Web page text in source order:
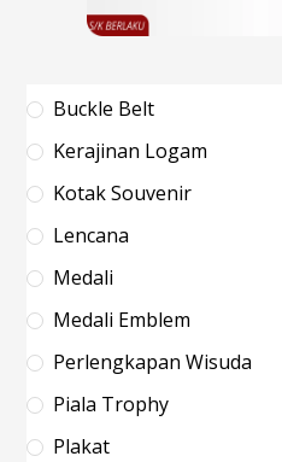
Buckle Belt
Kerajinan Logam
Kotak Souvenir
Lencana
Medali
Medali Emblem
Perlengkapan Wisuda
Piala Trophy
Plakat